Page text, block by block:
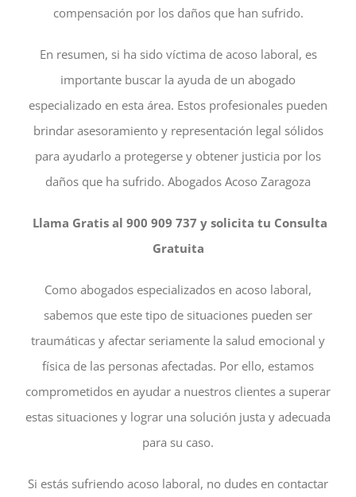
compensación por los daños que han sufrido.
En resumen, si ha sido víctima de acoso laboral, es
importante buscar la ayuda de un abogado
especializado en esta área. Estos profesionales pueden
brindar asesoramiento y representación legal sólidos
para ayudarlo a protegerse y obtener justicia por los
daños que ha sufrido. Abogados Acoso Zaragoza
Llama Gratis al 900 909 737 y solicita tu Consulta
Gratuita
Como abogados especializados en acoso laboral,
sabemos que este tipo de situaciones pueden ser
traumáticas y afectar seriamente la salud emocional y
física de las personas afectadas. Por ello, estamos
comprometidos en ayudar a nuestros clientes a superar
estas situaciones y lograr una solución justa y adecuada
para su caso.
Si estás sufriendo acoso laboral, no dudes en contactar